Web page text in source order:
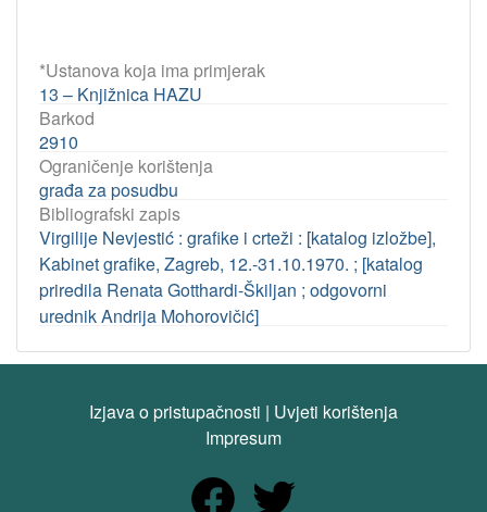
*Ustanova koja ima primjerak
13 – Knjižnica HAZU
Barkod
2910
Ograničenje korištenja
građa za posudbu
Bibliografski zapis
Virgilije Nevjestić : grafike i crteži : [katalog izložbe],
Kabinet grafike, Zagreb, 12.-31.10.1970. ; [katalog
priredila Renata Gotthardi-Škiljan ; odgovorni
urednik Andrija Mohorovičić]
Izjava o pristupačnosti | Uvjeti korištenja
Impresum